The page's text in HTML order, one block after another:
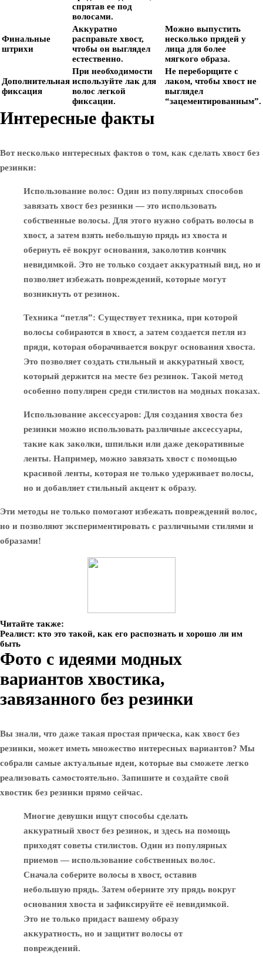
спрятав ее под
волосами.
Финальные
штрихи
Аккуратно
расправьте хвост,
чтобы он выглядел
естественно.
Можно выпустить
несколько прядей у
лица для более
мягкого образа.
Дополнительная
фиксация
При необходимости
используйте лак для
волос легкой
фиксации.
Не переборщите с
лаком, чтобы хвост не
выглядел
“зацементированным”.
Интересные факты
Вот несколько интересных фактов о том, как сделать хвост без
резинки:
Использование волос: Один из популярных способов
завязать хвост без резинки — это использовать
собственные волосы. Для этого нужно собрать волосы в
хвост, а затем взять небольшую прядь из хвоста и
обернуть её вокруг основания, заколотив кончик
невидимкой. Это не только создает аккуратный вид, но и
позволяет избежать повреждений, которые могут
возникнуть от резинок.
Техника “петля”: Существует техника, при которой
волосы собираются в хвост, а затем создается петля из
пряди, которая оборачивается вокруг основания хвоста.
Это позволяет создать стильный и аккуратный хвост,
который держится на месте без резинок. Такой метод
особенно популярен среди стилистов на модных показах.
Использование аксессуаров: Для создания хвоста без
резинки можно использовать различные аксессуары,
такие как заколки, шпильки или даже декоративные
ленты. Например, можно завязать хвост с помощью
красивой ленты, которая не только удерживает волосы,
но и добавляет стильный акцент к образу.
Эти методы не только помогают избежать повреждений волос,
но и позволяют экспериментировать с различными стилями и
образами!
Читайте также:
Реалист: кто это такой, как его распознать и хорошо ли им
быть
Фото с идеями модных
вариантов хвостика,
завязанного без резинки
Вы знали, что даже такая простая прическа, как хвост без
резинки, может иметь множество интересных вариантов? Мы
собрали самые актуальные идеи, которые вы сможете легко
реализовать самостоятельно. Запишите и создайте свой
хвостик без резинки прямо сейчас.
Многие девушки ищут способы сделать
аккуратный хвост без резинок, и здесь на помощь
приходят советы стилистов. Один из популярных
приемов — использование собственных волос.
Сначала соберите волосы в хвост, оставив
небольшую прядь. Затем оберните эту прядь вокруг
основания хвоста и зафиксируйте её невидимкой.
Это не только придаст вашему образу
аккуратность, но и защитит волосы от
повреждений.